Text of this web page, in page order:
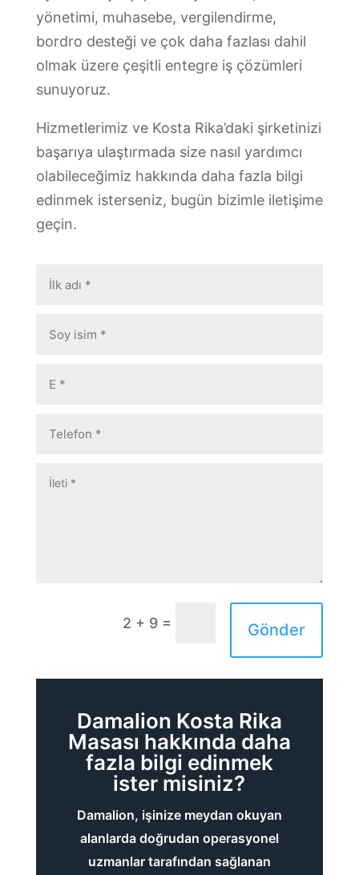
yönetimi, muhasebe, vergilendirme,
bordro desteği ve çok daha fazlası dahil
olmak üzere çeşitli entegre iş çözümleri
sunuyoruz.
Hizmetlerimiz ve Kosta Rika’daki şirketinizi
başarıya ulaştırmada size nasıl yardımcı
olabileceğimiz hakkında daha fazla bilgi
edinmek isterseniz, bugün bizimle iletişime
geçin.
2 + 9 = Gönder
Damalion Kosta Rika
Masası hakkında daha
fazla bilgi edinmek
ister misiniz?
Damalion, işinize meydan okuyan
alanlarda doğrudan operasyonel
uzmanlar tarafından sağlanan